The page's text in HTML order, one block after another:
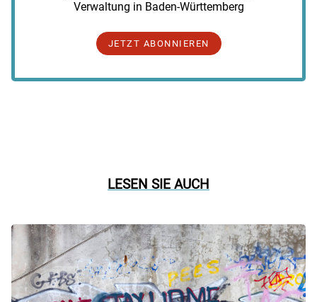
Verwaltung in Baden-Württemberg
JETZT ABONNIEREN
LESEN SIE AUCH